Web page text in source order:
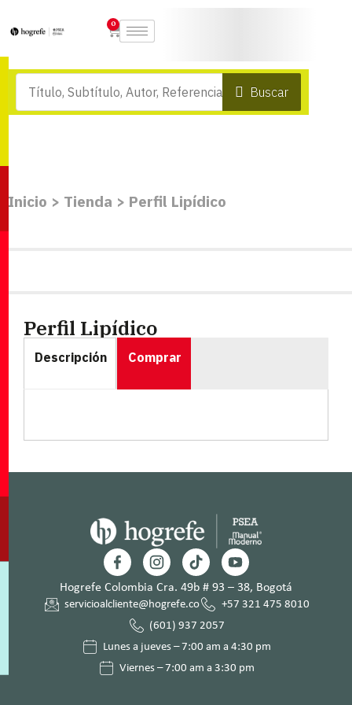
0
Buscar
Inicio > Tienda > Perfil Lipídico
Perfil Lipídico
Descripción Comprar
Hogrefe Colombia Cra. 49b # 93 – 38, Bogotá
servicioalcliente@hogrefe.co
+57 321 475 8010
(601) 937 2057
Lunes a jueves – 7:00 am a 4:30 pm
Viernes – 7:00 am a 3:30 pm